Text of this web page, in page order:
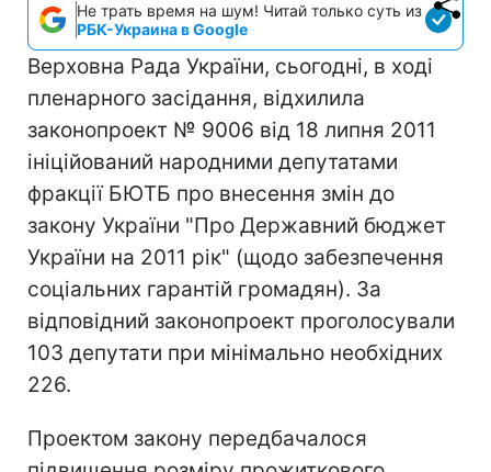
Не трать время на шум! Читай только суть из
РБК-Украина в Google
Верховна Рада України, сьогодні, в ході
пленарного засідання, відхилила
законопроект № 9006 від 18 липня 2011
ініційований народними депутатами
фракції БЮТБ про внесення змін до
закону України "Про Державний бюджет
України на 2011 рік" (щодо забезпечення
соціальних гарантій громадян). За
відповідний законопроект проголосували
103 депутати при мінімально необхідних
226.
Проектом закону передбачалося